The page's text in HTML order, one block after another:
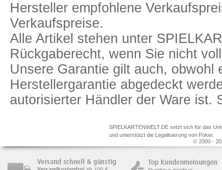
Hersteller empfohlene
Verkaufspreise.
Alle Artikel stehen unter
Rückgaberecht, wenn Sie nicht
Unsere Garantie gilt auch, obwohl
Herstellergarantie abgedeckt
autorisierter Händler der Ware ist.
SPIELKARTENWELT.DE setzt sich für das
und unterstützt die Legalisierung von Poker.
© 2000 -